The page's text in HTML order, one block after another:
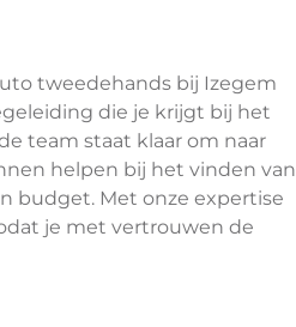
tweedehands bij Izegem
die je krijgt bij het
team staat klaar om naar
helpen bij het vinden van
budget. Met onze expertise
je met vertrouwen de